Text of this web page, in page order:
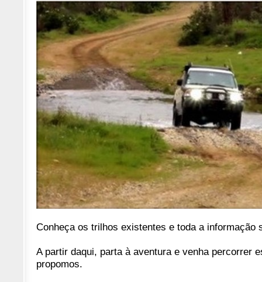
Conheça os trilhos existentes e toda a informação
A partir daqui, parta à aventura e venha percorrer
propomos.